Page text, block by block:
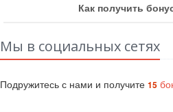
Как получить
Мы в социальных сетях
Подружитесь с нами и получите 15